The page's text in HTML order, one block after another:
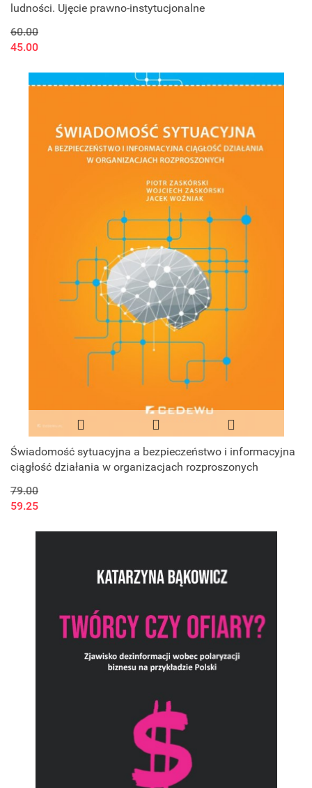
ludności. Ujęcie prawno-instytucjonalne
60.00
45.00
Świadomość sytuacyjna a bezpieczeństwo i informacyjna
ciągłość działania w organizacjach rozproszonych
79.00
59.25